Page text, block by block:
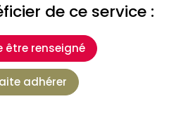
de ce service :
être renseigné
adhérer